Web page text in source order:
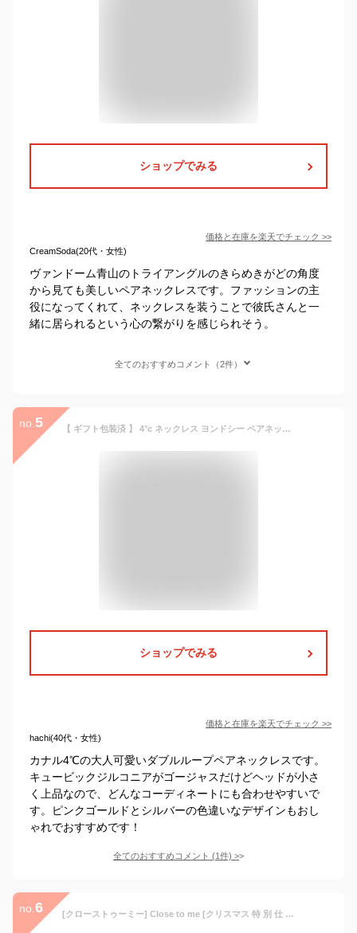
ショップでみる
価格と在庫を楽天でチェック >>
CreamSoda(20代・女性)
ヴァンドーム青山のトライアングルのきらめきがどの角度
から見ても美しいペアネックレスです。ファッションの主
役になってくれて、ネックレスを装うことで彼氏さんと一
緒に居られるという心の繋がりを感じられそう。
全てのおすすめコメント（2件）
no. 5 【 ギフト包装済 】 4°c ネックレス ヨンドシー ペアネックレス ディズニー シンデレラ【カナルヨンドシー カナル4℃ 4度 シンプル 大人 アクセサリー ジュエリー かわいい 可愛い 新品 正規品 ギフト ブランド】 通販 ギフト
ショップでみる
価格と在庫を楽天でチェック >>
hachi(40代・女性)
カナル4℃の大人可愛いダブルループペアネックレスです。
キュービックジルコニアがゴージャスだけどヘッドが小さ
く上品なので、どんなコーディネートにも合わせやすいで
す。ピンクゴールドとシルバーの色違いなデザインもおし
ゃれでおすすめです！
全てのおすすめコメント (1件) >
no. 6 [クローストゥーミー] Close to me [クリスマス 特 別 仕 様] ローズBOX ジルコニア シルバー ピンクゴールド ペアネックレス (刻印しない) 2個セット